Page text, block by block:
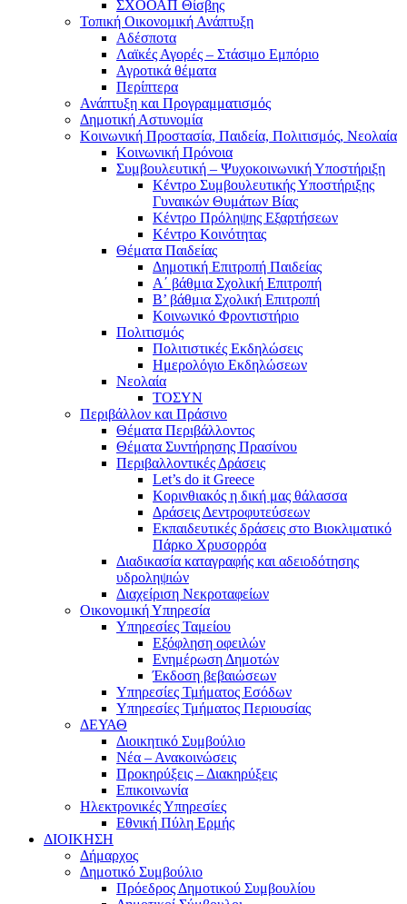
ΣΧΟΟΑΠ Θίσβης
Τοπική Οικονομική Ανάπτυξη
Αδέσποτα
Λαϊκές Αγορές – Στάσιμο Εμπόριο
Αγροτικά θέματα
Περίπτερα
Ανάπτυξη και Προγραμματισμός
Δημοτική Αστυνομία
Κοινωνική Προστασία, Παιδεία, Πολιτισμός, Νεολαία
Κοινωνική Πρόνοια
Συμβουλευτική – Ψυχοκοινωνική Υποστήριξη
Κέντρο Συμβουλευτικής Υποστήριξης
Γυναικών Θυμάτων Βίας
Κέντρο Πρόληψης Εξαρτήσεων
Κέντρο Κοινότητας
Θέματα Παιδείας
Δημοτική Επιτροπή Παιδείας
Α΄ βάθμια Σχολική Επιτροπή
B’ βάθμια Σχολική Επιτροπή
Κοινωνικό Φροντιστήριο
Πολιτισμός
Πολιτιστικές Εκδηλώσεις
Ημερολόγιο Εκδηλώσεων
Νεολαία
ΤΟΣΥΝ
Περιβάλλον και Πράσινο
Θέματα Περιβάλλοντος
Θέματα Συντήρησης Πρασίνου
Περιβαλλοντικές Δράσεις
Let’s do it Greece
Kορινθιακός η δική μας θάλασσα
Δράσεις Δεντροφυτεύσεων
Εκπαιδευτικές δράσεις στο Βιοκλιματικό
Πάρκο Χρυσορρόα
Διαδικασία καταγραφής και αδειοδότησης
υδροληψιών
Διαχείριση Νεκροταφείων
Οικονομική Υπηρεσία
Υπηρεσίες Ταμείου
Εξόφληση οφειλών
Ενημέρωση Δημοτών
Έκδοση βεβαιώσεων
Υπηρεσίες Τμήματος Εσόδων
Υπηρεσίες Τμήματος Περιουσίας
ΔΕΥΑΘ
Διοικητικό Συμβούλιο
Νέα – Ανακοινώσεις
Προκηρύξεις – Διακηρύξεις
Επικοινωνία
Ηλεκτρονικές Υπηρεσίες
Εθνική Πύλη Ερμής
ΔΙΟΙΚΗΣΗ
Δήμαρχος
Δημοτικό Συμβούλιο
Πρόεδρος Δημοτικού Συμβουλίου